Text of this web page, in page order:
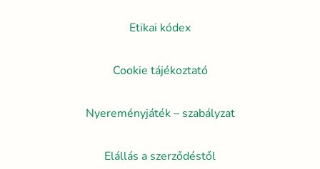
Etikai kódex
Cookie tájékoztató
Nyereményjáték – szabályzat
Elállás a szerződéstől